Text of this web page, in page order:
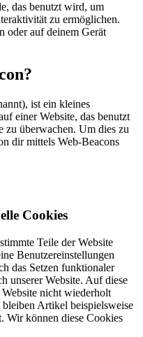
das benutzt wird, um
zu ermöglichen.
oder auf deinem Gerät
ist ein kleines
einer Website, das benutzt
zu überwachen. Um dies zu
dir mittels Web-Beacons
Cookies
Teile der Website
Benutzereinstellungen
das Setzen funktionaler
unserer Website. Auf diese
Website nicht wiederholt
Artikel beispielsweise
Wir können diese Cookies